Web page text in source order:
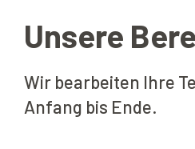
Unsere
Wir bearbeiten Ihre
Anfang bis Ende.